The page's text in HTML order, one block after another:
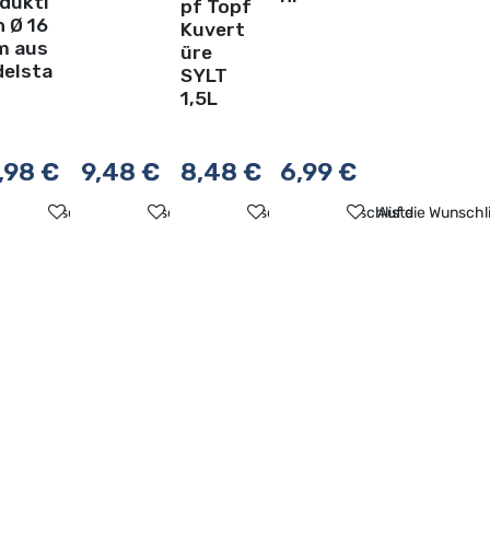
die Wunschliste
Ø 16
aus
€
Auf die Wunschliste
9,48 €
Auf die Wunschliste
pf Topf
Kuvert
üre
SYLT
1,5L
8,48 €
Auf die Wunschliste
6,99€
Auf die